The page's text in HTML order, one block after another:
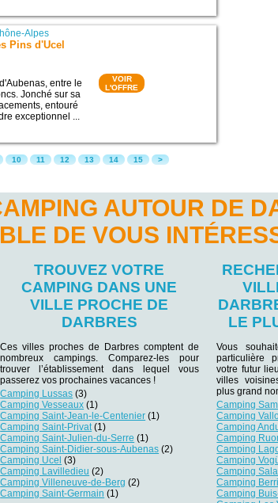
Alpes
Pins d'Ucel
entre le
Jonché sur sa
entouré
exceptionnel ...
VOIR
L'OFFRE
10 11 12 13 14 15 >
AUTOUR DE
DE VOUS
TROUVEZ VOTRE
CAMPING DANS UNE
VILLE PROCHE DE
DARBRES
Ces villes proches de Darbres comptent de
nombreux campings. Comparez-les pour
trouver l’établissement dans lequel vous
passerez vos prochaines vacances !
Camping Lussas (3)
Camping Vesseaux (1)
Camping Saint-Jean-le-Centenier (1)
Camping Saint-Privat (1)
Camping Saint-Julien-du-Serre (1)
Camping Saint-Didier-sous-Aubenas (2)
Camping Ucel (3)
Camping Lavilledieu (2)
Camping Villeneuve-de-Berg (2)
Camping Saint-Germain (1)
LE
Vous
particulière
votre futur
villes
plus grand
Camping
Camping
Camping
Camping
Camping
Camping
Camping
Camping
Camping